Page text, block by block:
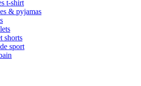
t-shirt
& pyjamas
shorts
sport